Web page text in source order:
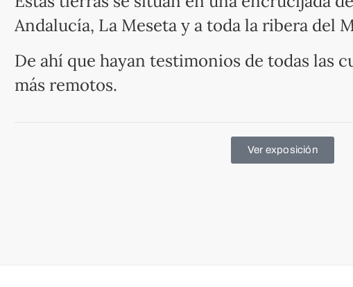
Andalucía, La Meseta y a toda la ribera del
De ahí que hayan testimonios de todas las
más remotos.
Ver exposición